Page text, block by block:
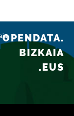
OPENDATA.
BIZKAIA
.EUS